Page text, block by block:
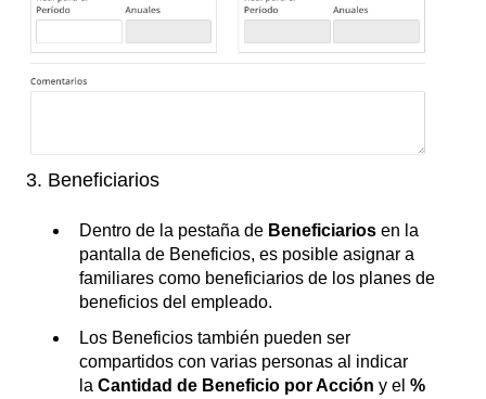
3. Beneficiarios
Dentro de la pestaña de Beneficiarios en la
pantalla de Beneficios, es posible asignar a
familiares como beneficiarios de los planes de
beneficios del empleado.
Los Beneficios también pueden ser
compartidos con varias personas al indicar
la Cantidad de Beneficio por Acción y el %